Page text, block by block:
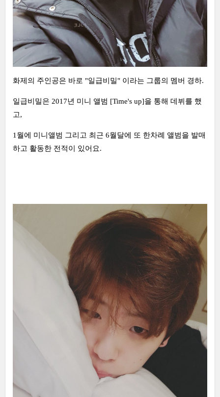
화제의 주인공은 바로 "일급비밀" 이라는 그룹의 멤버 경하.
일급비밀은 2017년 미니 앨범 [Time's up]을 통해 데뷔를 했
고,
1월에 미니앨범 그리고 최근 6월달에 또 한차례 앨범을 발매
하고 활동한 전적이 있어요.